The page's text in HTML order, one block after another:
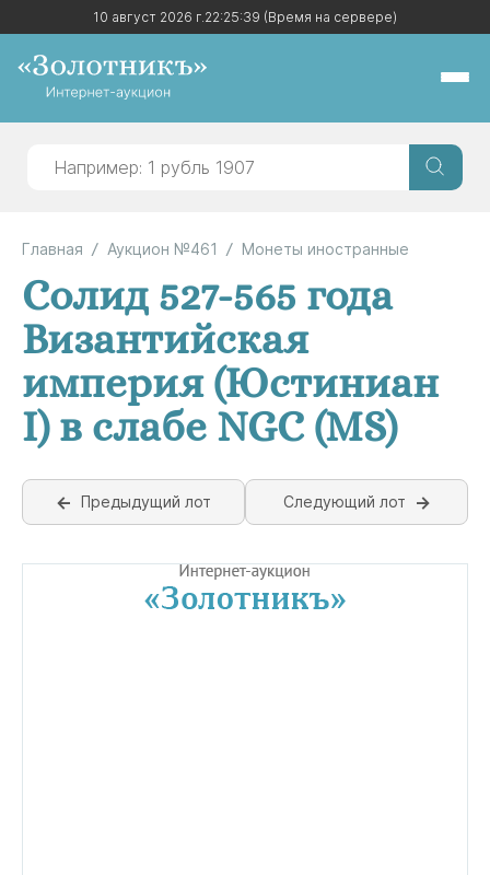
10 август 2026 г.22:25:39 (Время на сервере)
10 август 2026 г.22:25:39 (Время на сервере)
Главная Аукцион №461 Монеты иностранные
Солид 527-565 года
Византийская
империя (Юстиниан
I) в слабе NGC (MS)
Предыдущий лот Следующий лот